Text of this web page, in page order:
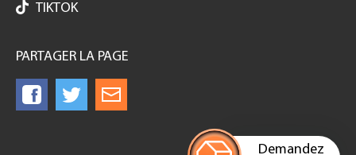
Demandez
TIKTOK
PARTAGER LA PAGE